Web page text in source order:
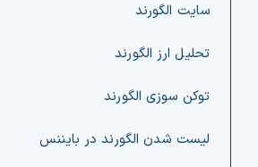
سایت الگورند
تحلیل ارز الگورند
توکن سوزی الگورند
لیست شدن الگورند در بایننس